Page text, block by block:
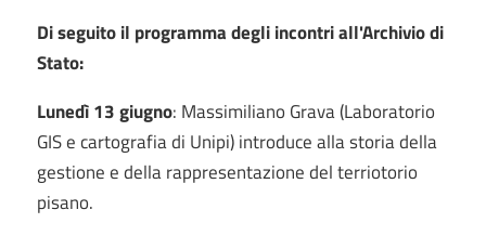
Di seguito il programma degli incontri all'Archivio di
Stato:
Lunedì 13 giugno: Massimiliano Grava (Laboratorio
GIS e cartografia di Unipi) introduce alla storia della
gestione e della rappresentazione del terriotorio
pisano.